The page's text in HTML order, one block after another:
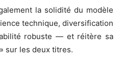
la solidité du modèle
technique, diversification
robuste — et réitère sa
sur les deux titres.